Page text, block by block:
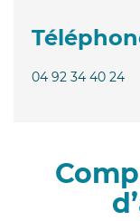
04 92 34 40 24